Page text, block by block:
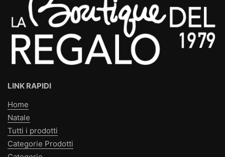
LINK RAPIDI
Home
Natale
Tutti i prodotti
Categorie Prodotti